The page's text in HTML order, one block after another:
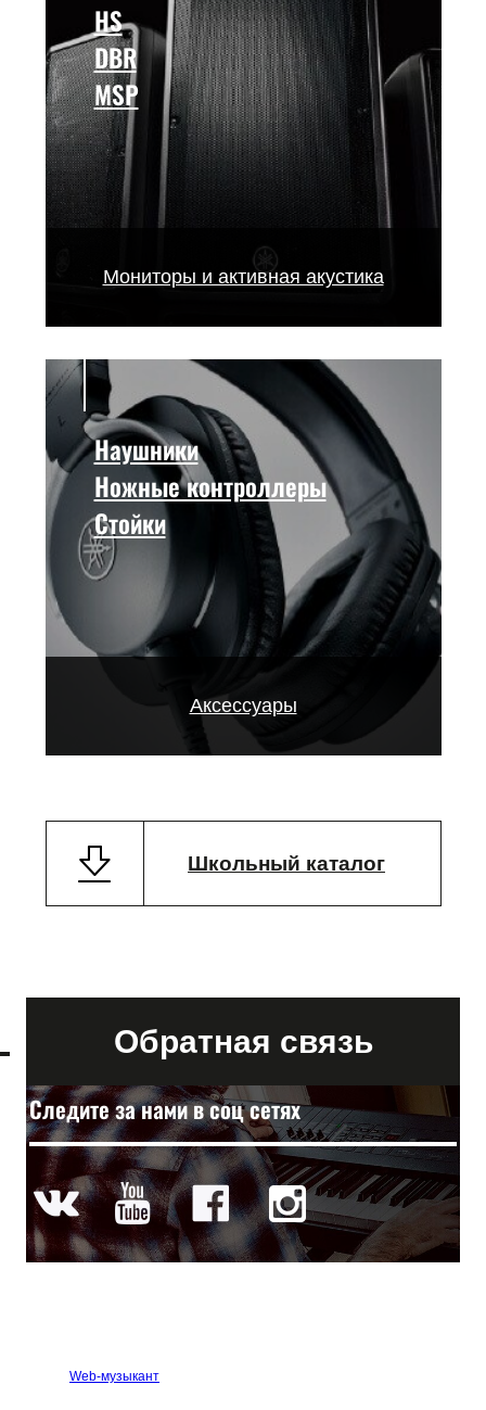
HS
DBR
MSP
Мониторы и активная акустика
Наушники
Ножные контроллеры
Стойки
Аксессуары
Школьный каталог
Обратная связь
Следите за нами в соц сетях
Web-музыкант